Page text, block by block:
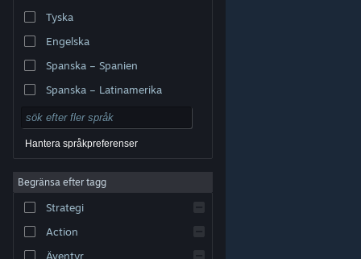
varumärken tillhör respektive ägare i USA och andra
Tillgänglighet
Återbetalningar|
Tyska
Engelska
Spanska – Spanien
Spanska – Latinamerika
Hantera språkpreferenser
Begränsa efter tagg
Strategi
Action
Äventyr